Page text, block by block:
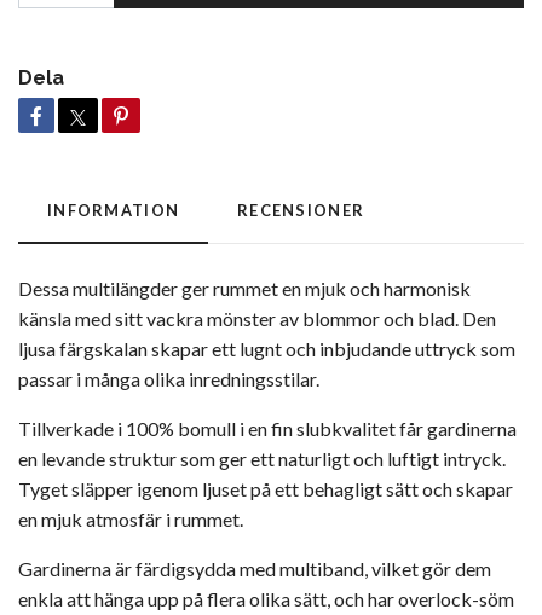
Dela
INFORMATION RECENSIONER
Dessa multilängder ger rummet en mjuk och harmonisk
känsla med sitt vackra mönster av blommor och blad. Den
ljusa färgskalan skapar ett lugnt och inbjudande uttryck som
passar i många olika inredningsstilar.
Tillverkade i 100% bomull i en fin slubkvalitet får gardinerna
en levande struktur som ger ett naturligt och luftigt intryck.
Tyget släpper igenom ljuset på ett behagligt sätt och skapar
en mjuk atmosfär i rummet.
Gardinerna är färdigsydda med multiband, vilket gör dem
enkla att hänga upp på flera olika sätt, och har overlock-söm